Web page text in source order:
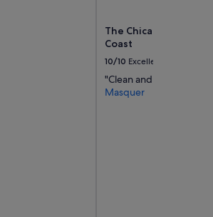
The Chicago Hotel
Coast
10/10 Excellent
"Clean and amazing
Masquer